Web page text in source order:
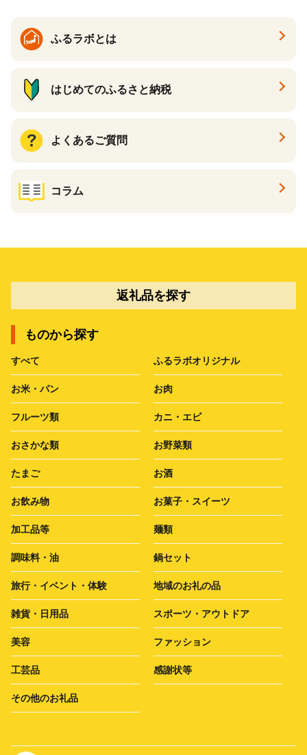
ギフト ふるさと納税 ）
ふるラボとは
はじめてのふるさと納税
よくあるご質問
コラム
返礼品を探す
ものから探す
すべて ふるラボオリジナル
お米・パン お肉
フルーツ類 カニ・エビ
おさかな類 お野菜類
たまご お酒
お飲み物 お菓子・スイーツ
加工品等 麺類
調味料・油 鍋セット
旅行・イベント・体験 地域のお礼の品
雑貨・日用品 スポーツ・アウトドア
美容 ファッション
工芸品 感謝状等
その他のお礼品